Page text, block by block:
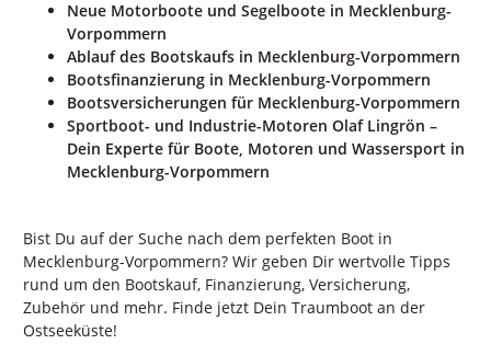
Neue Motorboote und Segelboote in Mecklenburg-
Vorpommern
Ablauf des Bootskaufs in Mecklenburg-Vorpommern
Bootsfinanzierung in Mecklenburg-Vorpommern
Bootsversicherungen für Mecklenburg-Vorpommern
Sportboot- und Industrie-Motoren Olaf Lingrön –
Dein Experte für Boote, Motoren und Wassersport in
Mecklenburg-Vorpommern
Bist Du auf der Suche nach dem perfekten Boot in
Mecklenburg-Vorpommern? Wir geben Dir wertvolle Tipps
rund um den Bootskauf, Finanzierung, Versicherung,
Zubehör und mehr. Finde jetzt Dein Traumboot an der
Ostseeküste!